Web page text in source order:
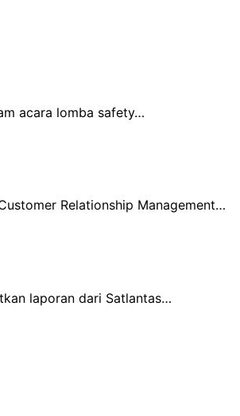
acara lomba safety…
Relationship Management…
laporan dari Satlantas…